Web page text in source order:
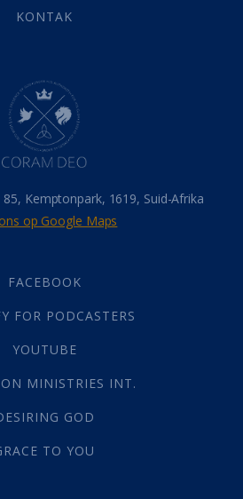
(142)
(31)
(14)
(1)
(19)
liggaam
(27)
Onse Vader(12)
(23)
(1)
(1)
KONTAK
Kemptonpark, 1619, Suid-Afrika
op Google Maps
FACEBOOK
FOR PODCASTERS
YOUTUBE
MINISTRIES INT.
GOD
TO YOU